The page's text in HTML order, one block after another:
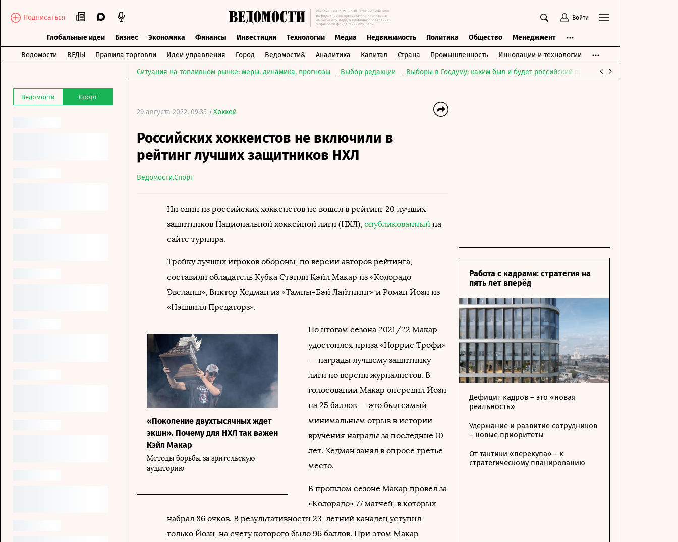
Подписаться Войти
Глобальные идеи Бизнес Экономика Финансы Инвестиции Технологии Медиа Недвижимость Политика Общество Менеджмент
Ведомости ВЕДЫ Правила торговли Идеи управления Город Ведомости& Аналитика Капитал Страна Промышленность Инновации и технологии
Ведомости Спорт
Ситуация на топливном рынке: меры, динамика, прогнозы Выбор редакции Выборы в Госдуму: каким был и будет российский парламент
29 августа 2022, 09:35 /Хоккей
Российских хоккеистов не включили в
рейтинг лучших защитников НХЛ
Ведомости.Спорт
Ни один из российских хоккеистов не вошел в рейтинг 20 лучших
защитников Национальной хоккейной лиги (НХЛ), опубликованный на
сайте турнира.
Тройку лучших игроков обороны, по версии авторов рейтинга,
составили обладатель Кубка Стэнли Кэйл Макар из «Колорадо
Эвеланш», Виктор Хедман из «Тампы-Бэй Лайтнинг» и Роман Йози из
«Нэшвилл Предаторз».
«Поколение двухтысячных ждет
экшн». Почему для НХЛ так важен
Кэйл Макар
Методы борьбы за зрительскую
аудиторию
По итогам сезона 2021/22 Макар
удостоился приза «Норрис Трофи»
— награды лучшему защитнику
лиги по версии журналистов. В
голосовании Макар опередил Йози
на 25 баллов — это был самый
минимальным отрыв в истории
вручения награды за последние 10
лет. Хедман занял в опросе третье
место.
В прошлом сезоне Макар провел за
«Колорадо» 77 матчей, в которых
набрал 86 очков. В результативности 23-летний канадец уступил
только Йози, на счету которого было 96 баллов. При этом Макар
Работа с кадрами: стратегия на
пять лет вперёд
Дефицит кадров – это «новая
реальность»
Удержание и развитие сотрудников
– новые приоритеты
От тактики «перекупа» – к
стратегическому планированию